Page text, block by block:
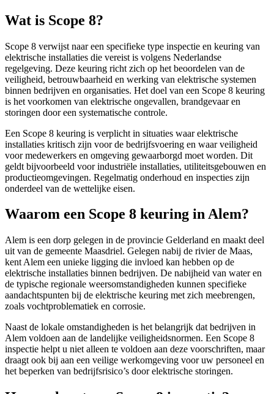
Wat is Scope 8?
Scope 8 verwijst naar een specifieke type inspectie en keuring van
elektrische installaties die vereist is volgens Nederlandse
regelgeving. Deze keuring richt zich op het beoordelen van de
veiligheid, betrouwbaarheid en werking van elektrische systemen
binnen bedrijven en organisaties. Het doel van een Scope 8 keuring
is het voorkomen van elektrische ongevallen, brandgevaar en
storingen door een systematische controle.
Een Scope 8 keuring is verplicht in situaties waar elektrische
installaties kritisch zijn voor de bedrijfsvoering en waar veiligheid
voor medewerkers en omgeving gewaarborgd moet worden. Dit
geldt bijvoorbeeld voor industriële installaties, utiliteitsgebouwen en
productieomgevingen. Regelmatig onderhoud en inspecties zijn
onderdeel van de wettelijke eisen.
Waarom een Scope 8 keuring in Alem?
Alem is een dorp gelegen in de provincie Gelderland en maakt deel
uit van de gemeente Maasdriel. Gelegen nabij de rivier de Maas,
kent Alem een unieke ligging die invloed kan hebben op de
elektrische installaties binnen bedrijven. De nabijheid van water en
de typische regionale weersomstandigheden kunnen specifieke
aandachtspunten bij de elektrische keuring met zich meebrengen,
zoals vochtproblematiek en corrosie.
Naast de lokale omstandigheden is het belangrijk dat bedrijven in
Alem voldoen aan de landelijke veiligheidsnormen. Een Scope 8
inspectie helpt u niet alleen te voldoen aan deze voorschriften, maar
draagt ook bij aan een veilige werkomgeving voor uw personeel en
het beperken van bedrijfsrisico’s door elektrische storingen.